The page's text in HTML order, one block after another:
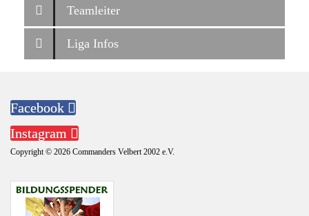
Teamleiter
Liga Infos
Facebook
Instagram
Copyright © 2026 Commanders Velbert 2002 e.V.